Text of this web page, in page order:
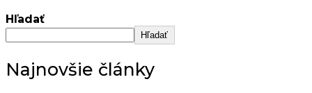
Hľadať
Hľadať
Najnovšie články